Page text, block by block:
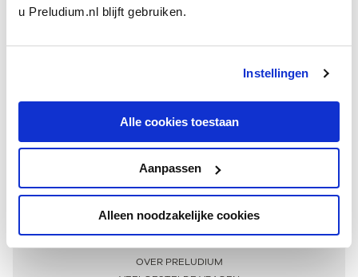
u Preludium.nl blijft gebruiken.
Instellingen
Alle cookies toestaan
Aanpassen
Alleen noodzakelijke cookies
Meer informatie
OVER PRELUDIUM